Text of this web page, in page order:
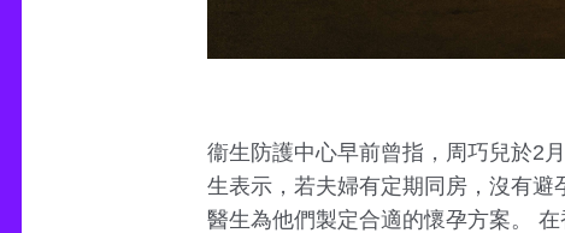
衞生防護中心早前曾指，周巧兒於2
生表示，若夫婦有定期同房，沒有
醫生為他們製定合適的懷孕方案。